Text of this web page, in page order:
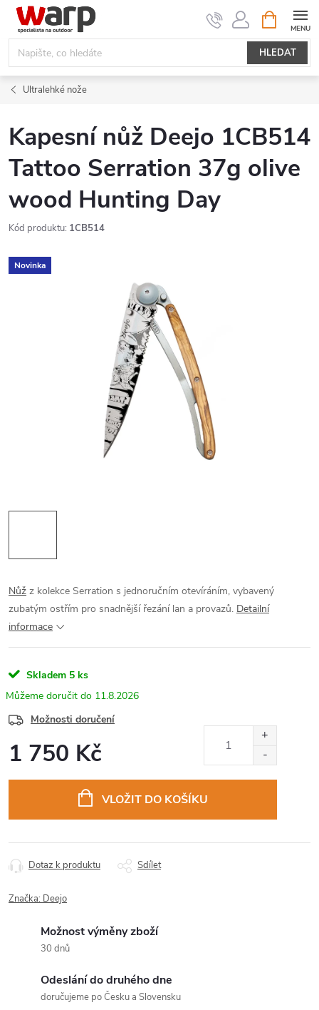
Přejít
obsah
HLEDAT
NÁKUPNÍ
KOŠÍK
Ultralehké nože
Kapesní nůž Deejo 1CB514
Tattoo Serration 37g olive
wood Hunting Day
Kód produktu: 1CB514
Novinka
Nůž z kolekce Serration s jednoručním otevíráním, vybavený
zubatým ostřím pro snadnější řezání lan a provazů. Detailní
informace
Skladem 5 ks
11.8.2026
Možnosti doručení
1 750 Kč
VLOŽIT DO KOŠÍKU
Dotaz k produktu Sdílet
Značka: Deejo
Možnost výměny zboží
30 dnů
Odeslání do druhého dne
doručujeme po Česku a Slovensku